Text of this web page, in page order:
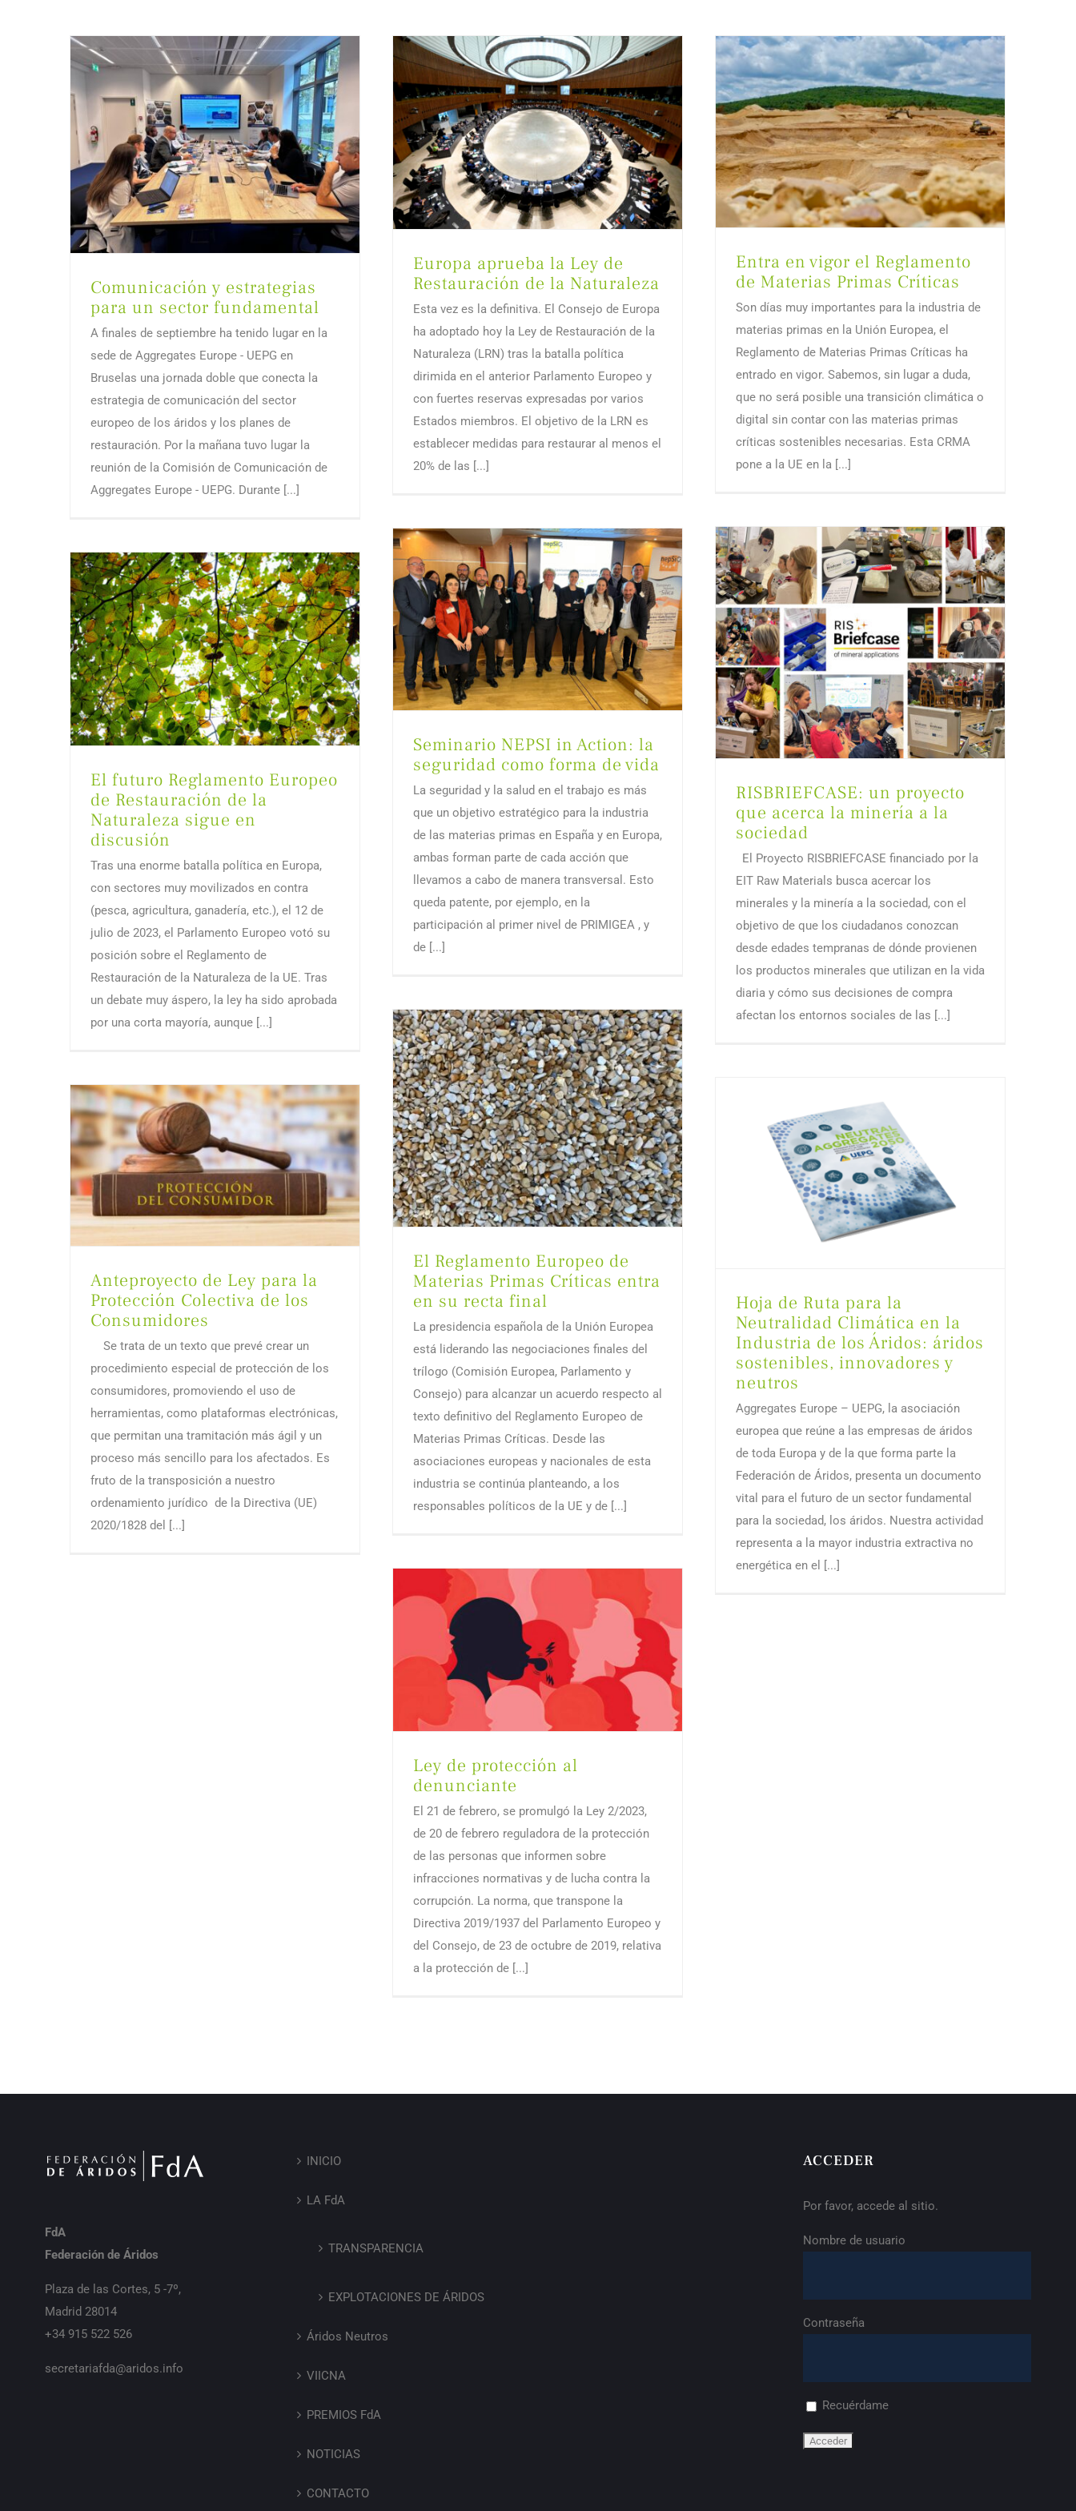
Comunicación y estrategias
para un sector fundamental
A finales de septiembre ha tenido lugar en la
sede de Aggregates Europe - UEPG en
Bruselas una jornada doble que conecta la
estrategia de comunicación del sector
europeo de los áridos y los planes de
restauración. Por la mañana tuvo lugar la
reunión de la Comisión de Comunicación de
Aggregates Europe - UEPG. Durante [...]
Europa aprueba la Ley de
Restauración de la Naturaleza
Esta vez es la definitiva. El Consejo de Europa
ha adoptado hoy la Ley de Restauración de la
Naturaleza (LRN) tras la batalla política
dirimida en el anterior Parlamento Europeo y
con fuertes reservas expresadas por varios
Estados miembros. El objetivo de la LRN es
establecer medidas para restaurar al menos el
20% de las [...]
Entra en vigor el Reglamento
de Materias Primas Críticas
Son días muy importantes para la industria de
materias primas en la Unión Europea, el
Reglamento de Materias Primas Críticas ha
entrado en vigor. Sabemos, sin lugar a duda,
que no será posible una transición climática o
digital sin contar con las materias primas
críticas sostenibles necesarias. Esta CRMA
pone a la UE en la [...]
RISBRIEFCASE: un proyecto
que acerca la minería a la
sociedad
El Proyecto RISBRIEFCASE financiado por la
EIT Raw Materials busca acercar los
minerales y la minería a la sociedad, con el
objetivo de que los ciudadanos conozcan
desde edades tempranas de dónde provienen
los productos minerales que utilizan en la vida
diaria y cómo sus decisiones de compra
afectan los entornos sociales de las [...]
Seminario NEPSI in Action: la
seguridad como forma de vida
La seguridad y la salud en el trabajo es más
que un objetivo estratégico para la industria
de las materias primas en España y en Europa,
ambas forman parte de cada acción que
llevamos a cabo de manera transversal. Esto
queda patente, por ejemplo, en la
participación al primer nivel de PRIMIGEA , y
de [...]
El futuro Reglamento Europeo
de Restauración de la
Naturaleza sigue en
discusión
Tras una enorme batalla política en Europa,
con sectores muy movilizados en contra
(pesca, agricultura, ganadería, etc.), el 12 de
julio de 2023, el Parlamento Europeo votó su
posición sobre el Reglamento de
Restauración de la Naturaleza de la UE. Tras
un debate muy áspero, la ley ha sido aprobada
por una corta mayoría, aunque [...]
El Reglamento Europeo de
Materias Primas Críticas entra
en su recta final
La presidencia española de la Unión Europea
está liderando las negociaciones finales del
trílogo (Comisión Europea, Parlamento y
Consejo) para alcanzar un acuerdo respecto al
texto definitivo del Reglamento Europeo de
Materias Primas Críticas. Desde las
asociaciones europeas y nacionales de esta
industria se continúa planteando, a los
responsables políticos de la UE y de [...]
Hoja de Ruta para la
Neutralidad Climática en la
Industria de los Áridos: áridos
sostenibles, innovadores y
neutros
Aggregates Europe – UEPG, la asociación
europea que reúne a las empresas de áridos
de toda Europa y de la que forma parte la
Federación de Áridos, presenta un documento
vital para el futuro de un sector fundamental
para la sociedad, los áridos. Nuestra actividad
representa a la mayor industria extractiva no
energética en el [...]
Anteproyecto de Ley para la
Protección Colectiva de los
Consumidores
Se trata de un texto que prevé crear un
procedimiento especial de protección de los
consumidores, promoviendo el uso de
herramientas, como plataformas electrónicas,
que permitan una tramitación más ágil y un
proceso más sencillo para los afectados. Es
fruto de la transposición a nuestro
ordenamiento jurídico de la Directiva (UE)
2020/1828 del [...]
Ley de protección al
denunciante
El 21 de febrero, se promulgó la Ley 2/2023,
de 20 de febrero reguladora de la protección
de las personas que informen sobre
infracciones normativas y de lucha contra la
corrupción. La norma, que transpone la
Directiva 2019/1937 del Parlamento Europeo y
del Consejo, de 23 de octubre de 2019, relativa
a la protección de [...]
FdA
Federación de Áridos
Plaza de las Cortes, 5 -7º,
Madrid 28014
+34 915 522 526
secretariafda@aridos.info
INICIO
LA FdA
TRANSPARENCIA
EXPLOTACIONES DE ÁRIDOS
Áridos Neutros
VIICNA
PREMIOS FdA
NOTICIAS
CONTACTO
ACCEDER
Por favor, accede al sitio.
Nombre de usuario
Contraseña
Recuérdame